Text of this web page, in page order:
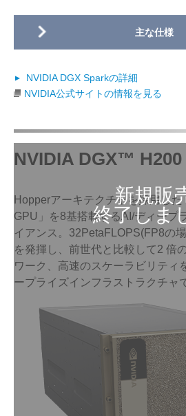
NVIDIA DGX Sparkの詳細
NVIDIA公式サイトの情報を見る
NVIDIA DGX™ H200
Hopperアーキテクチャを採用し
GPU」を8基搭載するAI/ディープ
イアンス。32PetaFLOPS(FP8の
を発揮し、前世代と比較して2 倍
ワーク、高速のスケーラビリティ
ープライズインフラストラクチャ